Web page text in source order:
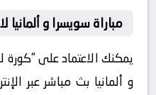
مباراة سويسرا و ألمانيا
يمكنك الاعتماد على “كورة
و ألمانيا بث مباشر عبر